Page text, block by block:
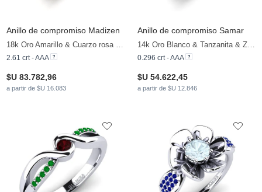
Anillo de compromiso Madizen
18k Oro Amarillo & Cuarzo rosa & Esmeralda & Zafiro
2.61 crt - AAA
$U 83.782,96
a partir de $U 16.083
Anillo de compromiso Samar
14k Oro Blanco & Tanzanita & Zafiro
0.296 crt - AAA
$U 54.622,45
a partir de $U 12.846